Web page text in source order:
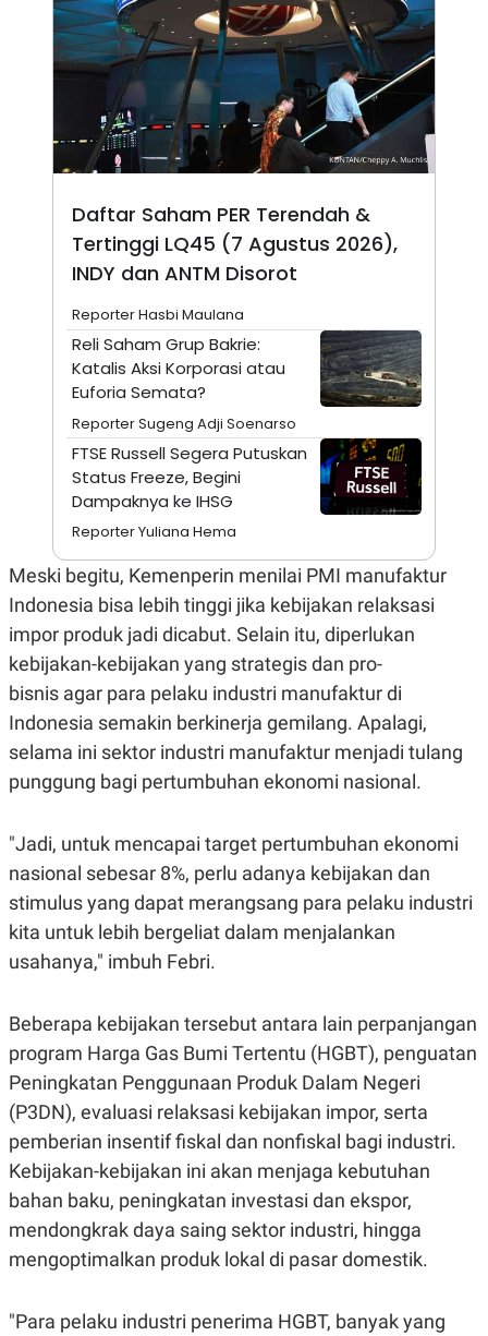
KANAL
T
A
K
O
N
A
T
V
L
I
P
U
S
O
N
T
A
A
D
E
M
R
E
S
S
E
A
S
E
I
D
A
N
G
G
N
A
N
T
I
N
R
A
E
M
E
Daftar Saham PER Terendah &
Tertinggi LQ45 (7 Agustus 2026),
INDY dan ANTM Disorot
Reporter Hasbi Maulana
Reli Saham Grup Bakrie:
Katalis Aksi Korporasi atau
Euforia Semata?
Reporter Sugeng Adji Soenarso
FTSE Russell Segera Putuskan
Status Freeze, Begini
Dampaknya ke IHSG
Reporter Yuliana Hema
Meski begitu, Kemenperin menilai PMI manufaktur
Indonesia bisa lebih tinggi jika kebijakan relaksasi
impor produk jadi dicabut. Selain itu, diperlukan
kebijakan-kebijakan yang strategis dan pro-
bisnis agar para pelaku industri manufaktur di
Indonesia semakin berkinerja gemilang. Apalagi,
selama ini sektor industri manufaktur menjadi tulang
punggung bagi pertumbuhan ekonomi nasional.
"Jadi, untuk mencapai target pertumbuhan ekonomi
nasional sebesar 8%, perlu adanya kebijakan dan
stimulus yang dapat merangsang para pelaku industri
kita untuk lebih bergeliat dalam menjalankan
usahanya," imbuh Febri.
Beberapa kebijakan tersebut antara lain perpanjangan
program Harga Gas Bumi Tertentu (HGBT), penguatan
Peningkatan Penggunaan Produk Dalam Negeri
(P3DN), evaluasi relaksasi kebijakan impor, serta
pemberian insentif fiskal dan nonfiskal bagi industri.
Kebijakan-kebijakan ini akan menjaga kebutuhan
bahan baku, peningkatan investasi dan ekspor,
mendongkrak daya saing sektor industri, hingga
mengoptimalkan produk lokal di pasar domestik.
"Para pelaku industri penerima HGBT, banyak yang